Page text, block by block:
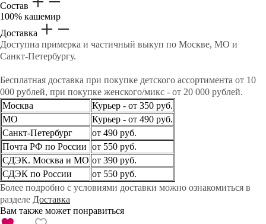
Состав
100% кашемир
Доставка
Доступна примерка и частичный выкуп по Москве, МО и
Санкт-Петербургу.
Бесплатная доставка при покупке детского ассортимента от 10
000 рублей, при покупке женского/микс - от 20 000 рублей.
Москва
Курьер - от 350 руб.
МО
Курьер - от 490 руб.
Санкт-Петербург
от 490 руб.
Почта РФ по России от 550 руб.
СДЭК. Москва и МО от 390 руб.
СДЭК по России
от 550 руб.
Более подробно с условиями доставки можно ознакомиться в
разделе Доставка
Вам также может понравиться